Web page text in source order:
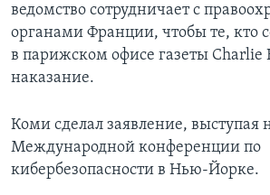
ведомство сотрудничает с
органами Франции, чтобы те, кто
в парижском офисе газеты Charlie
наказание.
Коми сделал заявление, выступая
Международной конференции по
кибербезопасности в Нью-Йорке.